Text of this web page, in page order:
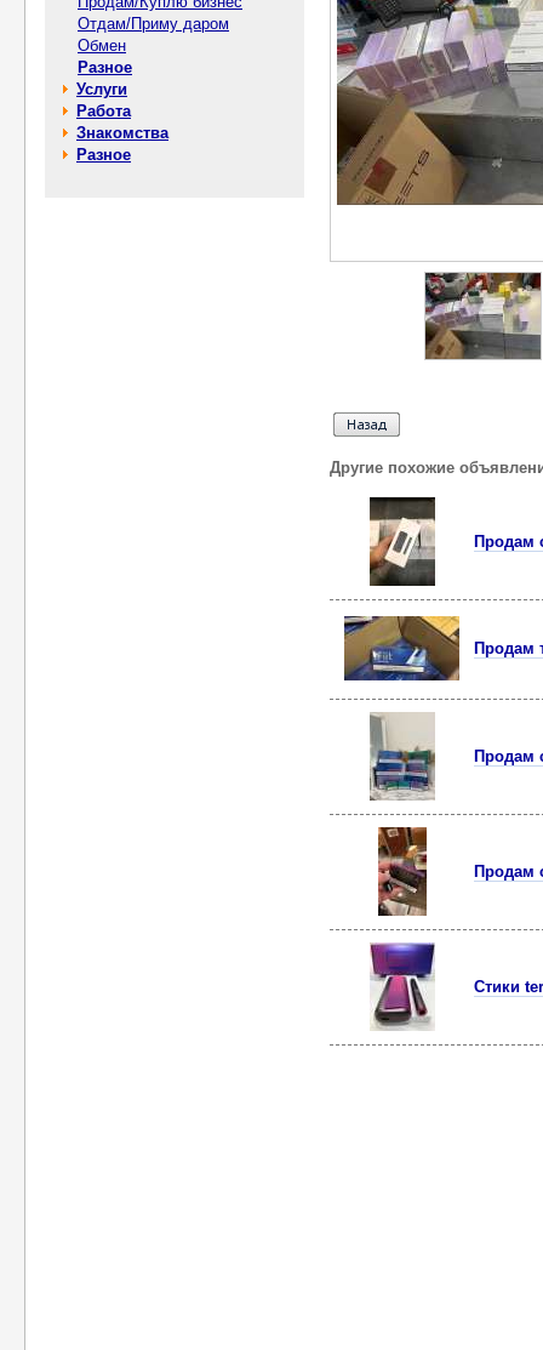
Отдам/Приму даром
Обмен
Разное
Услуги
Работа
Знакомства
Разное
Другие похожие
Продам
Продам
Продам
Продам
Стики